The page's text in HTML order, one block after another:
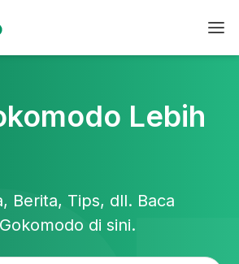
Lebih
Berita, Tips, dll. Baca
di sini.